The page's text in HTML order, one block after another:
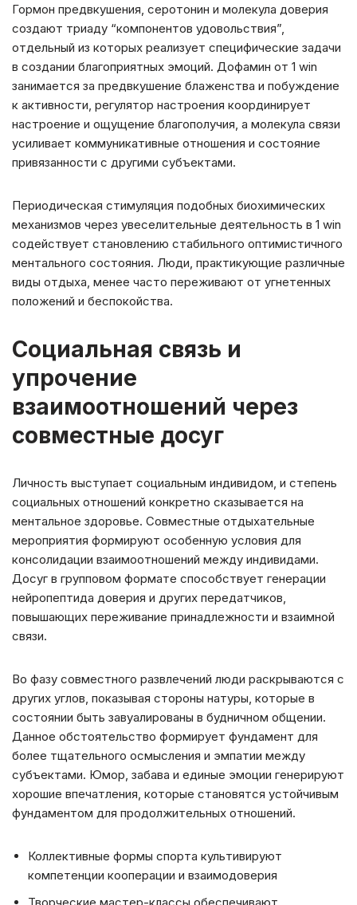
Гормон предвкушения, серотонин и молекула доверия
создают триаду “компонентов удовольствия”,
отдельный из которых реализует специфические задачи
в создании благоприятных эмоций. Дофамин от 1 win
занимается за предвкушение блаженства и побуждение
к активности, регулятор настроения координирует
настроение и ощущение благополучия, а молекула связи
усиливает коммуникативные отношения и состояние
привязанности с другими субъектами.
Периодическая стимуляция подобных биохимических
механизмов через увеселительные деятельность в 1 win
содействует становлению стабильного оптимистичного
ментального состояния. Люди, практикующие различные
виды отдыха, менее часто переживают от угнетенных
положений и беспокойства.
Социальная связь и
упрочение
взаимоотношений через
совместные досуг
Личность выступает социальным индивидом, и степень
социальных отношений конкретно сказывается на
ментальное здоровье. Совместные отдыхательные
мероприятия формируют особенную условия для
консолидации взаимоотношений между индивидами.
Досуг в групповом формате способствует генерации
нейропептида доверия и других передатчиков,
повышающих переживание принадлежности и взаимной
связи.
Во фазу совместного развлечений люди раскрываются с
других углов, показывая стороны натуры, которые в
состоянии быть завуалированы в будничном общении.
Данное обстоятельство формирует фундамент для
более тщательного осмысления и эмпатии между
субъектами. Юмор, забава и единые эмоции генерируют
хорошие впечатления, которые становятся устойчивым
фундаментом для продолжительных отношений.
Коллективные формы спорта культивируют
компетенции кооперации и взаимодоверия
Творческие мастер-классы обеспечивают